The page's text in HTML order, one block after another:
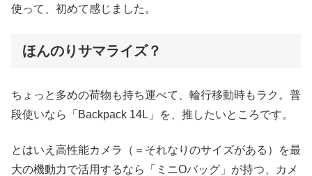
使って、初めて感じました。
ほんのりサマライズ？
ちょっと多めの荷物も持ち運べて、輪行移動時もラク。普
段使いなら「Backpack 14L」を、推したいところです。
とはいえ高性能カメラ（＝それなりのサイズがある）を最
大の機動力で活用するなら「ミニOバッグ」が持つ、カメ